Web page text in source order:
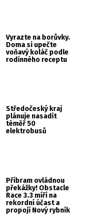
Vyrazte na borůvky.
Doma si upečte
voňavý koláč podle
rodinného receptu
Středočeský kraj
plánuje nasadit
téměř 50
elektrobusů
Příbram ovládnou
překážky! Obstacle
Race 3.3 míří na
rekordní účast a
propojí Nový rybník